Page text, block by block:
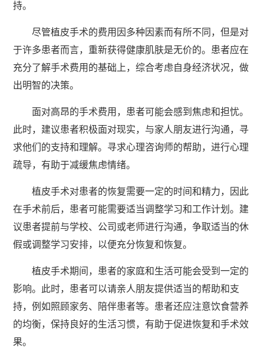
持。
尽管植皮手术的费用因多种因素而有所不同，但是对
于许多患者而言，重新获得健康肌肤是无价的。患者应在
充分了解手术费用的基础上，综合考虑自身经济状况，做
出明智的决策。
面对高昂的手术费用，患者可能会感到焦虑和担忧。
此时，建议患者积极面对现实，与家人朋友进行沟通，寻
求他们的支持和理解。寻求心理咨询师的帮助，进行心理
疏导，有助于减缓焦虑情绪。
植皮手术对患者的恢复需要一定的时间和精力，因此
在手术前后，患者可能需要适当调整学习和工作计划。建
议患者提前与学校、公司或老师进行沟通，争取适当的休
假或调整学习安排，以便充分恢复和恢复。
植皮手术期间，患者的家庭和生活可能会受到一定的
影响。此时，患者可以请亲人朋友提供适当的帮助和支
持，例如照顾家务、陪伴患者等。患者还应注意饮食营养
的均衡，保持良好的生活习惯，有助于促进恢复和手术效
果。